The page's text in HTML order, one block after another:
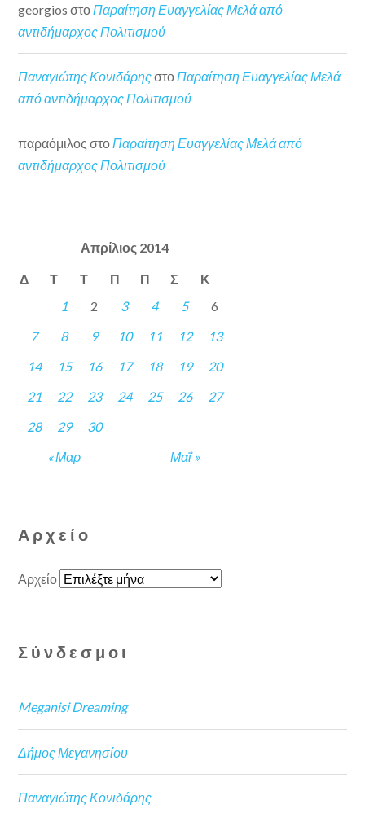
georgios στο Παραίτηση Ευαγγελίας Μελά από
αντιδήμαρχος Πολιτισμού
Παναγιώτης ΚονιδάρηςστοΠαραίτηση Ευαγγελίας Μελά
από αντιδήμαρχος Πολιτισμού
παραόμιλος στοΠαραίτηση Ευαγγελίας Μελά από
αντιδήμαρχος Πολιτισμού
Απρίλιος 2014
Δ Τ Τ Π Π Σ Κ
« Μαρ Μαΐ »
1 2 3 4 5
6
7
8 9 10 11 12
13
14
15 16 17 18 19
20
21
22 23 24 25 26
27
28
29 30
Αρχείο
Αρχείο
Σύνδεσμοι
Meganisi Dreaming
Δήμος Μεγανησίου
Παναγιώτης Κονιδάρης